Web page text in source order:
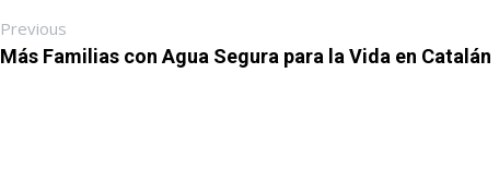
Previous
Más Familias con Agua Segura para la Vida en Catalán